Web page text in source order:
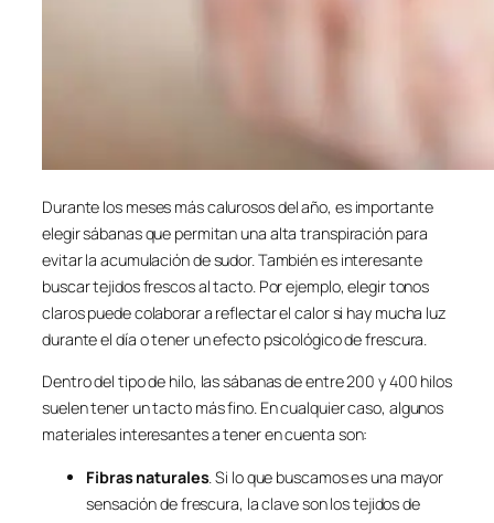
Durante los meses más calurosos del año, es importante
elegir sábanas que permitan una alta transpiración para
evitar la acumulación de sudor. También es interesante
buscar tejidos frescos al tacto. Por ejemplo, elegir tonos
claros puede colaborar a reflectar el calor si hay mucha luz
durante el día o tener un efecto psicológico de frescura.
Dentro del tipo de hilo, las sábanas de entre 200 y 400 hilos
suelen tener un tacto más fino. En cualquier caso, algunos
materiales interesantes a tener en cuenta son:
Fibras naturales. Si lo que buscamos es una mayor
sensación de frescura, la clave son los tejidos de